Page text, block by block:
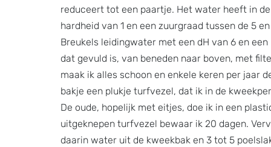
reduceert tot een paartje. Het water heeft in
hardheid van 1 en een zuurgraad tussen de 5
Breukels leidingwater met een dH van 6 en
dat gevuld is, van beneden naar boven, met
maak ik alles schoon en enkele keren per jaar
bakje een plukje turfvezel, dat ik in de
De oude, hopelijk met eitjes, doe ik in een
uitgeknepen turfvezel bewaar ik 20 dagen.
daarin water uit de kweekbak en 3 tot 5